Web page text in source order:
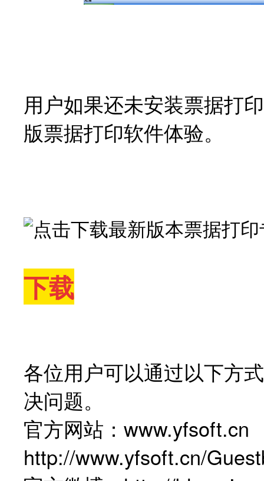
用户如果还未安装票据打
版票据打印软件体验。
下载
各位用户可以通过以下方
决问题。
官方网站： www.yfsoft.cn
http://www.yfsoft.cn/